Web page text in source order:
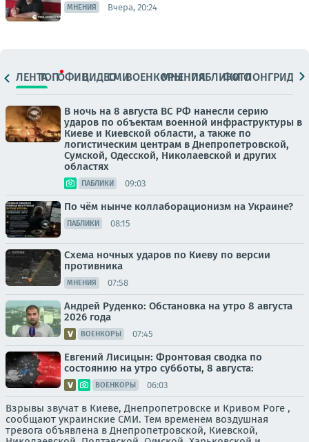
МНЕНИЯ Вчера, 20:24
ЛЕНТАТОПОФИЦ.ВИДЕОСМИВОЕНКОРЫМНЕНИЯПАБЛИКИ
ФОТОЛОНГРИДЫ
В ночь на 8 августа ВС РФ нанесли серию
ударов по объектам военной инфраструктуры в
Киеве и Киевской области, а также по
логистическим центрам в Днепропетровской,
Сумской, Одесской, Николаевской и других
областях
ПАБЛИКИ 09:03
По чём нынче коллаборационизм на Украине?
ПАБЛИКИ 08:15
Схема ночных ударов по Киеву по версии
противника
МНЕНИЯ 07:58
Андрей Руденко: Обстановка на утро 8 августа
2026 года
ВОЕНКОРЫ 07:45
Евгений Лисицын: Фронтовая сводка по
состоянию на утро субботы, 8 августа:
ВОЕНКОРЫ 06:03
Взрывы звучат в Киеве, Днепропетровске и Кривом Роге ,
сообщают украинские СМИ. Тем временем воздушная
тревога объявлена в Днепропетровской, Киевской,